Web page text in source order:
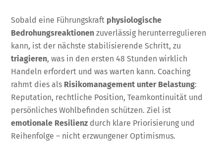
Sobald eine Führungskraft physiologische
Bedrohungsreaktionen zuverlässig herunterregulieren
kann, ist der nächste stabilisierende Schritt, zu
triagieren, was in den ersten 48 Stunden wirklich
Handeln erfordert und was warten kann. Coaching
rahmt dies als Risikomanagement unter Belastung:
Reputation, rechtliche Position, Teamkontinuität und
persönliches Wohlbefinden schützen. Ziel ist
emotionale Resilienz durch klare Priorisierung und
Reihenfolge – nicht erzwungener Optimismus.